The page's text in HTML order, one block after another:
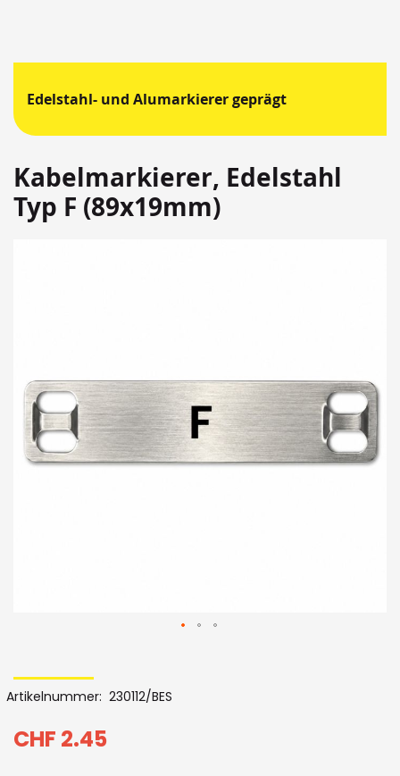
Edelstahl- und Alumarkierer geprägt
Kabelmarkierer, Edelstahl
Typ F (89x19mm)
der
Bildergalerie
to
the
beginning
CHF 2.45
Artikelnummer 230112/BES